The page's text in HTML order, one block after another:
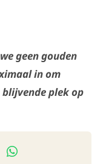
geen gouden
in om
blijvende plek op